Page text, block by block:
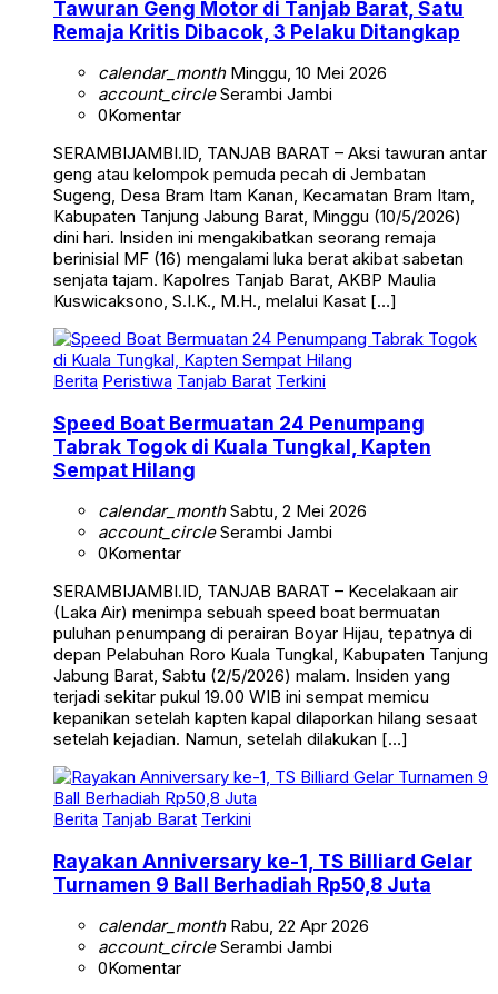
Tawuran Geng Motor di Tanjab Barat, Satu
Remaja Kritis Dibacok, 3 Pelaku Ditangkap
calendar_monthMinggu, 10 Mei 2026
account_circleSerambi Jambi
0Komentar
SERAMBIJAMBI.ID, TANJAB BARAT – Aksi tawuran antar
geng atau kelompok pemuda pecah di Jembatan
Sugeng, Desa Bram Itam Kanan, Kecamatan Bram Itam,
Kabupaten Tanjung Jabung Barat, Minggu (10/5/2026)
dini hari. Insiden ini mengakibatkan seorang remaja
berinisial MF (16) mengalami luka berat akibat sabetan
senjata tajam. Kapolres Tanjab Barat, AKBP Maulia
Kuswicaksono, S.I.K., M.H., melalui Kasat […]
Berita Peristiwa Tanjab Barat Terkini
Speed Boat Bermuatan 24 Penumpang
Tabrak Togok di Kuala Tungkal, Kapten
Sempat Hilang
calendar_monthSabtu, 2 Mei 2026
account_circleSerambi Jambi
0Komentar
SERAMBIJAMBI.ID, TANJAB BARAT – Kecelakaan air
(Laka Air) menimpa sebuah speed boat bermuatan
puluhan penumpang di perairan Boyar Hijau, tepatnya di
depan Pelabuhan Roro Kuala Tungkal, Kabupaten Tanjung
Jabung Barat, Sabtu (2/5/2026) malam. Insiden yang
terjadi sekitar pukul 19.00 WIB ini sempat memicu
kepanikan setelah kapten kapal dilaporkan hilang sesaat
setelah kejadian. Namun, setelah dilakukan […]
Berita Tanjab Barat Terkini
Rayakan Anniversary ke-1, TS Billiard Gelar
Turnamen 9 Ball Berhadiah Rp50,8 Juta
calendar_monthRabu, 22 Apr 2026
account_circleSerambi Jambi
0Komentar